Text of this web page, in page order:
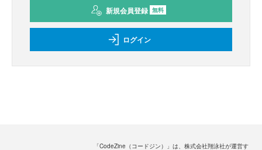
新規会員登録 無料
ログイン
「CodeZine（コードジン）」は、株式会社翔泳社が運営す